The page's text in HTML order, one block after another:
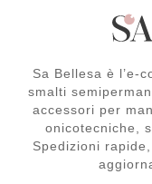
Sa Bellesa è l’e-
smalti
accessori per
onicotecniche,
Spedizioni